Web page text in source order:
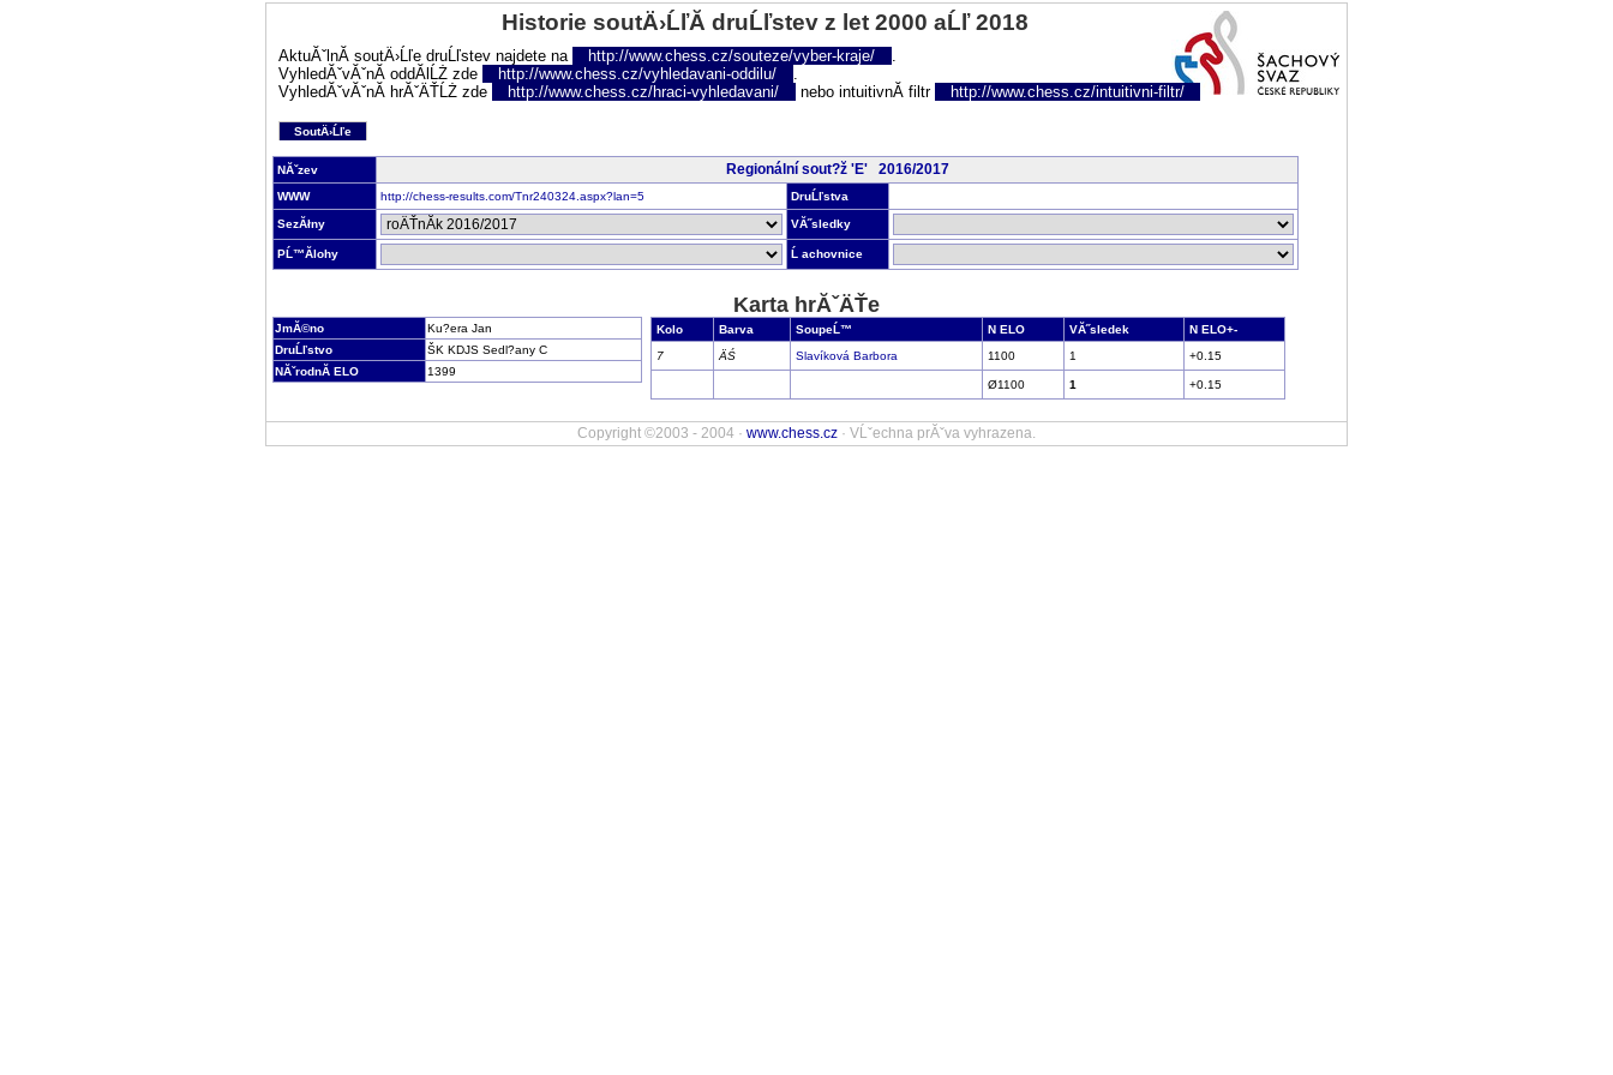
Historie soutÄ›ĹľĂ­ druĹľstev z let 2000 aĹľ 2018
AktuĂˇlnĂ­ soutÄ›Ĺľe druĹľstev najdete na http://www.chess.cz/souteze/vyber-kraje/
.
VyhledĂˇvĂˇnĂ­ oddĂ­lĹŻ zde
http://www.chess.cz/vyhledavani-oddilu/
.
VyhledĂˇvĂˇnĂ­ hrĂˇÄŤĹŻ zde
http://www.chess.cz/hraci-vyhledavani/ nebo intuitivnĂ­ filtr http://www.chess.cz/intuitivni-filtr/
SoutÄ›Ĺľe
NĂˇzev Regionální sout?ž 'E' 2016/2017
WWW http://chess-results.com/Tnr240324.aspx?lan=5 DruĹľstva
SezĂłny VĂ˝sledky
PĹ™Ă­lohy Ĺ achovnice
Karta hrĂˇÄŤe
JmĂ©no
Ku?era Jan
DruĹľstvo
ŠK KDJS Sedl?any C
NĂˇrodnĂ­ ELO
1399
Kolo Barva SoupeĹ™ N ELO VĂ˝sledek
N ELO+-
7
ÄŚ Slavíková Barbora 1100 1 +0.15
Ø1100 1 +0.15
Copyright ©2003 - 2004 · www.chess.cz · VĹˇechna prĂˇva vyhrazena.